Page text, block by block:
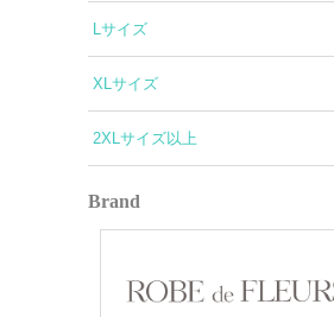
Lサイズ
XLサイズ
2XLサイズ以上
Brand